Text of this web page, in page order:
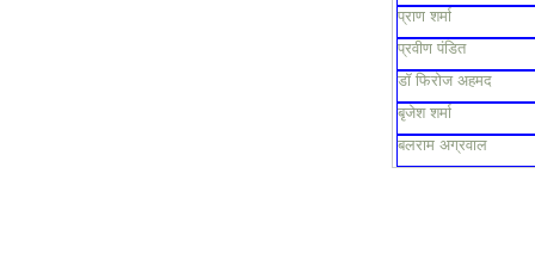
प्राण शर्मा
प्रवीण पंडित
डॉ फिरोज अहमद
बृजेश शर्मा
बलराम अग्रवाल